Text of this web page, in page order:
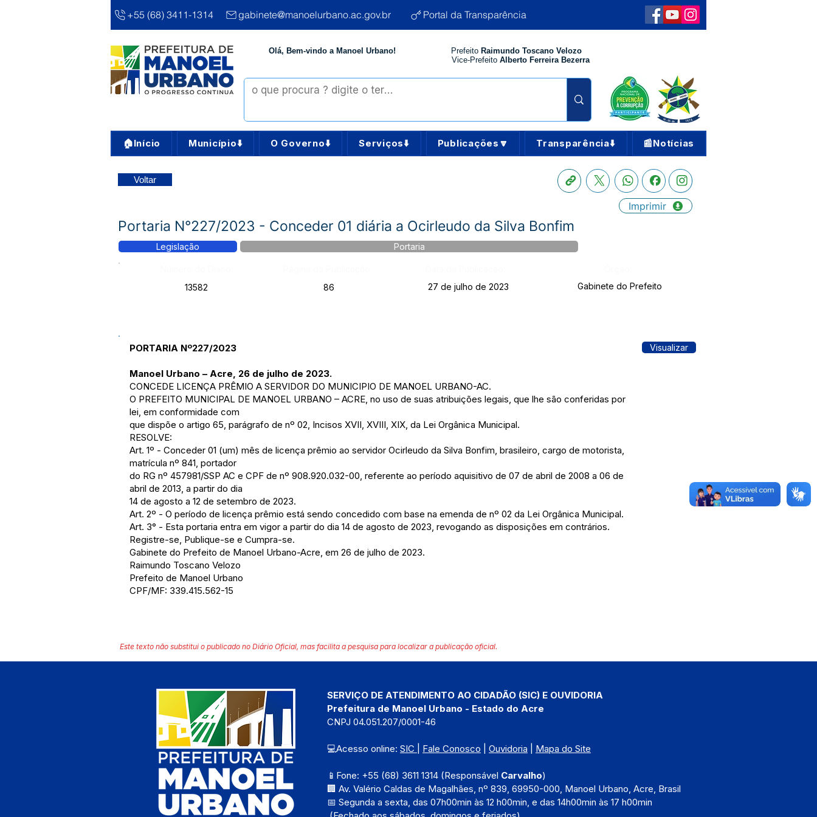
+55 (68) 3411-1314 gabinete@manoelurbano.ac.gov.br Portal da Transparência
Olá, Bem-vindo a Manoel Urbano! Prefeito Raimundo Toscano Velozo
Vice-Prefeito Alberto Ferreira Bezerra
🏠Início Município⬇️ O Governo⬇️ Serviços⬇️ Publicações🔽 Transparência⬇️ 📰Notícias
Voltar
Imprimir
Portaria N°227/2023 - Conceder 01 diária a Ocirleudo da Silva Bonfim
Legislação Portaria
13582
86 27 de julho de 2023 Gabinete do Prefeito
PORTARIA Nº227/2023
Manoel Urbano – Acre, 26 de julho de 2023.
CONCEDE LICENÇA PRÊMIO A SERVIDOR DO MUNICIPIO DE MANOEL URBANO-AC.
O PREFEITO MUNICIPAL DE MANOEL URBANO – ACRE, no uso de suas atribuições legais, que lhe são conferidas por
lei, em conformidade com
que dispõe o artigo 65, parágrafo de nº 02, Incisos XVII, XVIII, XIX, da Lei Orgânica Municipal.
RESOLVE:
Art. 1º - Conceder 01 (um) mês de licença prêmio ao servidor Ocirleudo da Silva Bonfim, brasileiro, cargo de motorista,
matrícula nº 841, portador
do RG nº 457981/SSP AC e CPF de nº 908.920.032-00, referente ao período aquisitivo de 07 de abril de 2008 a 06 de
abril de 2013, a partir do dia
14 de agosto a 12 de setembro de 2023.
Art. 2º - O período de licença prêmio está sendo concedido com base na emenda de nº 02 da Lei Orgânica Municipal.
Art. 3° - Esta portaria entra em vigor a partir do dia 14 de agosto de 2023, revogando as disposições em contrários.
Registre-se, Publique-se e Cumpra-se.
Gabinete do Prefeito de Manoel Urbano-Acre, em 26 de julho de 2023.
Raimundo Toscano Velozo
Prefeito de Manoel Urbano
CPF/MF: 339.415.562-15
Visualizar
Este texto não substitui o publicado no Diário Oficial, mas facilita a pesquisa para localizar a publicação oficial.
SERVIÇO DE ATENDIMENTO AO CIDADÃO (SIC) E OUVIDORIA
Prefeitura de Manoel Urbano - Estado do Acre
CNPJ 04.051.207/0001-46
💻Acesso online: SIC Fale Conosco Ouvidoria Mapa do Site
📱Fone: +55 (68) 3611 1314 (Responsável Carvalho)
🏢 Av. Valério Caldas de Magalhães, nº 839, 69950-000, Manoel Urbano, Acre, Brasil
📅 Segunda a sexta, das 07h00min às 12 h00min, e das 14h00min às 17 h00min